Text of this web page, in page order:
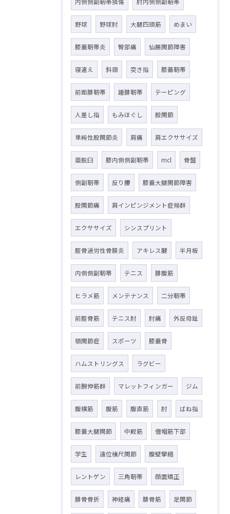
野球 野球肘 大腿四頭筋 めまい
膝蓋靭帯炎 臀部痛 仙腸関節障害
寝違え 斜頸 突き指 膝蓋靭帯
前距腓靭帯 踵腓靭帯 テーピング
人差し指 もみほぐし 股関節
単純性股関節炎 肩痛 肩エクササイズ
亜脱臼 膝内側側副靭帯 mcl 骨盤
側副靭帯 反り腰 膝蓋大腿関節障害
股関節痛 肩インピンジメント症候群
エクササイズ シンスプリント
脛骨過労性骨膜炎 アキレス腱 半月板
内側側副靭帯 テニス 腓腹筋
ヒラメ筋 メンテナンス 二分靭帯
前脛骨筋 テニス肘 肘痛 外反母趾
顎関節症 スポーツ 膝蓋骨
ハムストリングス ラグビー
前腕伸筋群 マレットフィンガー ジム
腹横筋 腹筋 腹直筋 肘 ばね指
膝蓋大腿関節 中殿筋 僧帽筋下部
学生 遠位橈尺関節 腹壁攣縮
レントゲン 三角靭帯 顔面矯正
腓骨骨折 神経痛 腓骨筋 足関節